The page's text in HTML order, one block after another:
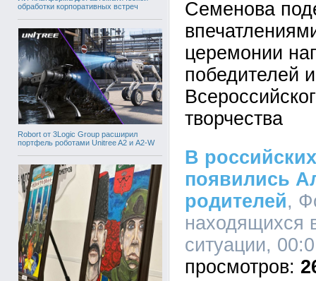
обработки корпоративных встреч
Robort от 3Logic Group расширил
портфель роботами Unitree A2 и A2-W
Семенова
церемонии
победителей
творчества
В
появились
родителей,
находящихся
ситуации,